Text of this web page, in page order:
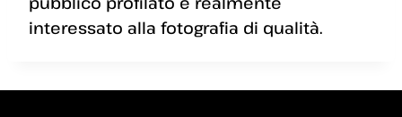
interessato alla fotografia di qualità.